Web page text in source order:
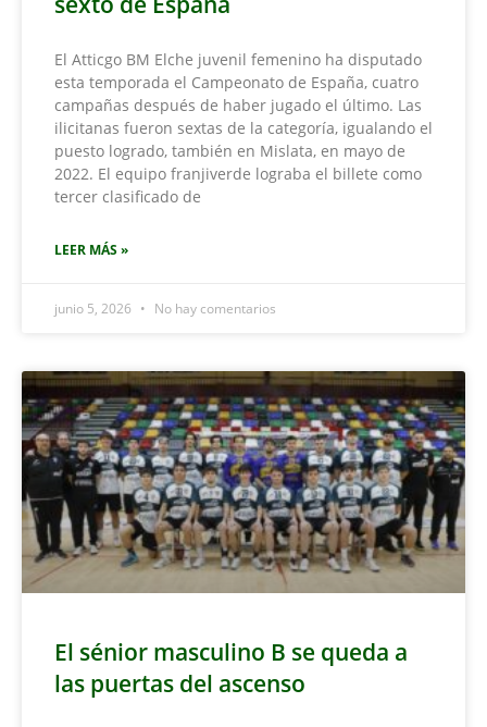
El Atticgo BM Elche juvenil femenino ha disputado
esta temporada el Campeonato de España, cuatro
campañas después de haber jugado el último. Las
ilicitanas fueron sextas de la categoría, igualando el
puesto logrado, también en Mislata, en mayo de
2022. El equipo franjiverde lograba el billete como
tercer clasificado de
LEER MÁS »
junio 5, 2026 No hay comentarios
El sénior masculino B se queda a
las puertas del ascenso